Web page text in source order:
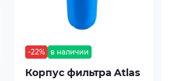
-22% в наличии
Корпус фильтра Atlas